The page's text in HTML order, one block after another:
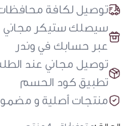
توصيل لكافة محافظات
سيصلك ستيكر مجاني
عبر حسابك في وندر
تطبيق كود الحسم
منتجات أصلية و